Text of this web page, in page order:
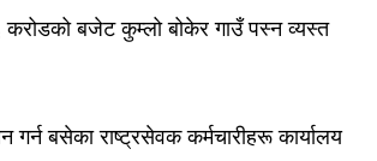
बजेट कुम्लो बोकेर गाउँ पस्न व्यस्त
गर्न बसेका राष्ट्रसेवक कर्मचारीहरू कार्यालय